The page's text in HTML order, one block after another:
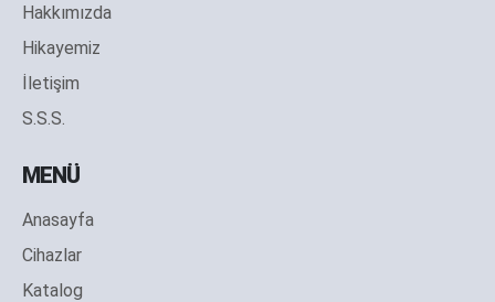
Hakkımızda
Hikayemiz
İletişim
S.S.S.
MENÜ
Anasayfa
Cihazlar
Katalog